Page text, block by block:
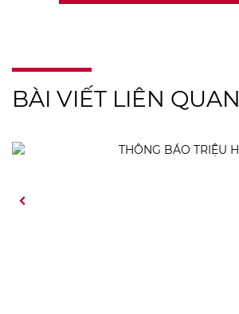
BÀI VIẾT LIÊN QUAN